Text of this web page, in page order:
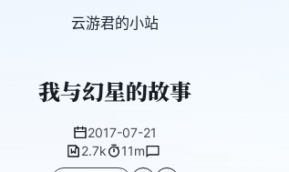
云游君的小站
我与幻星的故事
2017-07-21
2.7k
11m